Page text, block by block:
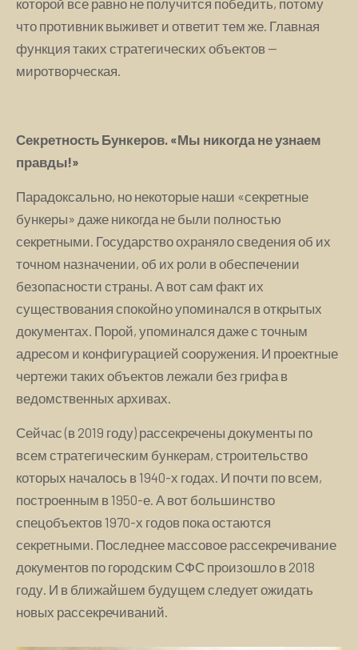
что противник выживет и ответит тем же. Главная
функция таких стратегических объектов —
миротворческая.
Секретность Бункеров. «Мы никогда не узнаем
правды!»
Парадоксально, но некоторые наши «секретные
бункеры» даже никогда не были полностью
секретными. Государство охраняло сведения об их
точном назначении, об их роли в обеспечении
безопасности страны. А вот сам факт их
существования спокойно упоминался в открытых
документах. Порой, упоминался даже с точным
адресом и конфигурацией сооружения. И проектные
чертежи таких объектов лежали без грифа в
ведомственных архивах.
Сейчас (в 2019 году) рассекречены документы по
всем стратегическим бункерам, строительство
которых началось в 1940-х годах. И почти по всем,
построенным в 1950-е. А вот большинство
спецобъектов 1970-х годов пока остаются
секретными. Последнее массовое рассекречивание
документов по городским СФС произошло в 2018
году. И в ближайшем будущем следует ожидать
новых рассекречиваний.